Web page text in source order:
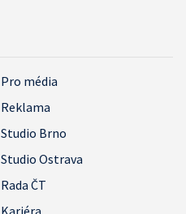
Pro média
Reklama
Studio Brno
Studio Ostrava
Rada ČT